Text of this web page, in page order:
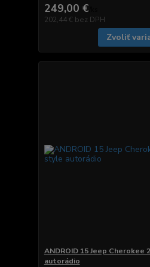
249,00 €
202,44 € bez DPH
Zvoliť
ANDROID 15 Jeep Cherokee
autorádio